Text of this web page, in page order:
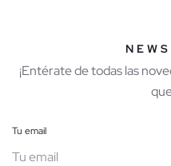
¡Entérate de todas las
Tu email